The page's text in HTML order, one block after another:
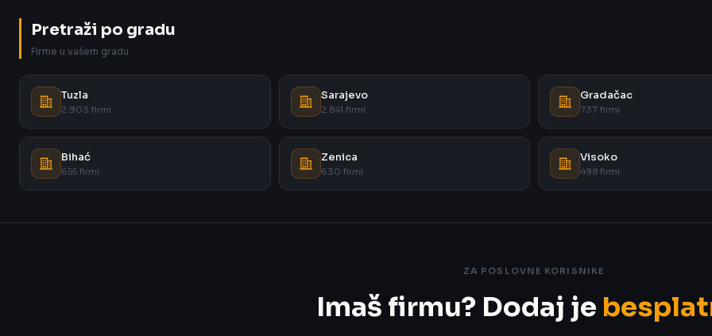
Pretraži po gradu
Firme u vašem gradu
Tuzla
2.903 firmi
Sarajevo
2.841 firmi
Gradačac
737 firmi
Bihać
655 firmi
Zenica
630 firmi
Visoko
498 firmi
ZA POSLOVNE KORISNIKE
Imaš firmu? Dodaj je